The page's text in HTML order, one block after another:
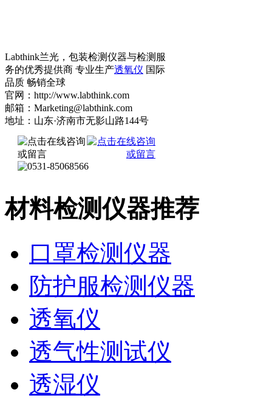
Labthink兰光，包装检测仪器与检测服
务的优秀提供商 专业生产透氧仪 国际
品质 畅销全球
官网：http://www.labthink.com
邮箱：Marketing@labthink.com
地址：山东·济南市无影山路144号
材料检测仪器推荐
口罩检测仪器
防护服检测仪器
透氧仪
透气性测试仪
透湿仪